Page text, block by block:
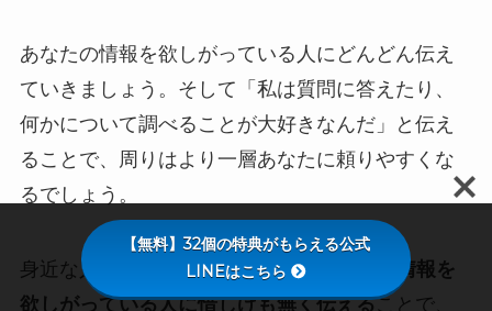
あなたの情報を欲しがっている人にどんどん伝え
ていきましょう。そして「私は質問に答えたり、
何かについて調べることが大好きなんだ」と伝え
ることで、周りはより一層あなたに頼りやすくな
るでしょう。
身近な人やSNSでの交流などで、
あなたの情報を
欲しがっている人に惜しげも無く伝えることで、
【無料】32個の特典がもらえる公式
LINEはこちら